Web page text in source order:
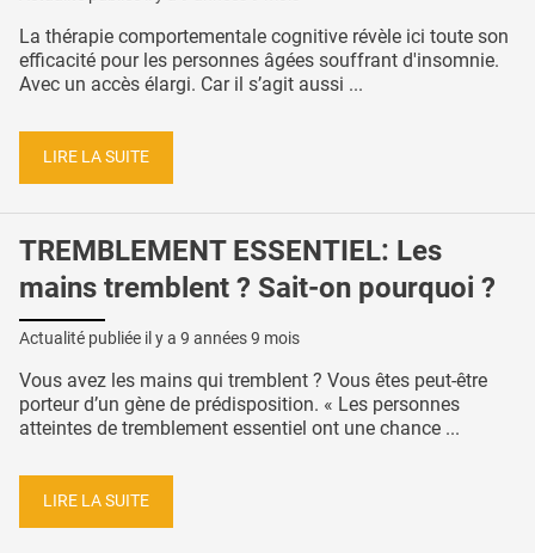
La thérapie comportementale cognitive révèle ici toute son
efficacité pour les personnes âgées souffrant d'insomnie.
Avec un accès élargi. Car il s’agit aussi ...
LIRE LA SUITE
TREMBLEMENT ESSENTIEL: Les
mains tremblent ? Sait-on pourquoi ?
Actualité publiée il y a 9 années 9 mois
Vous avez les mains qui tremblent ? Vous êtes peut-être
porteur d’un gène de prédisposition. « Les personnes
atteintes de tremblement essentiel ont une chance ...
LIRE LA SUITE